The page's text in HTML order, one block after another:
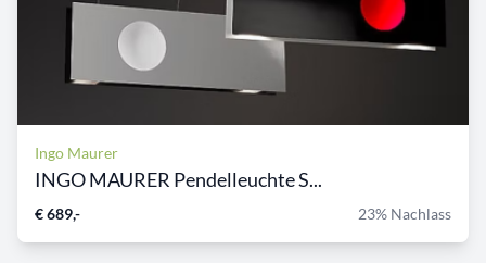
Ingo Maurer
INGO MAURER Pendelleuchte S...
€ 689,- 23% Nachlass